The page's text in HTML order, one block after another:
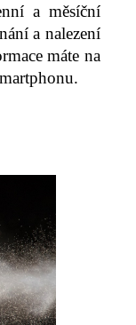
a měsíční
a nalezení
máte na